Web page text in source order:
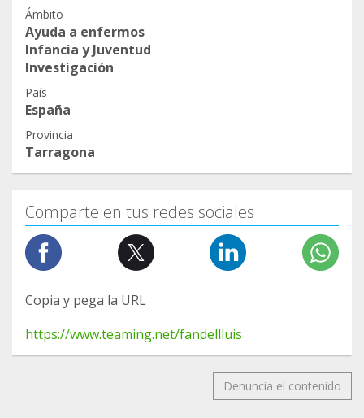
Ámbito
Ayuda a enfermos
Infancia y Juventud
Investigación
País
España
Provincia
Tarragona
Comparte en tus redes sociales
Copia y pega la URL
https://www.teaming.net/fandellluis
Denuncia el contenido